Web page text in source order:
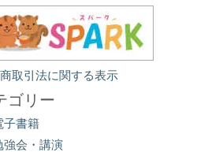
取引法に関する表示
ゴリー
子書籍
強会・講演